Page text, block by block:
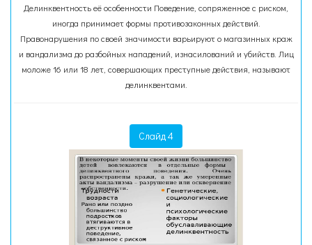
Делинквентность её особенности Поведение, сопряженное с риском,
иногда принимает формы противозаконных действий.
Правонарушения по своей значимости варьируют о магазинных краж
и вандализма до разбойных нападений, изнасилований и убийств. Лиц
моложе 16 или 18 лет, совершающих преступные действия, называют
делинквентами.
Слайд 4